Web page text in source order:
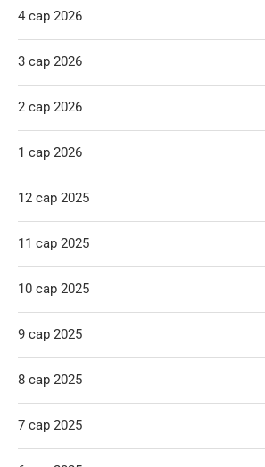
4 сар 2026
3 сар 2026
2 сар 2026
1 сар 2026
12 сар 2025
11 сар 2025
10 сар 2025
9 сар 2025
8 сар 2025
7 сар 2025